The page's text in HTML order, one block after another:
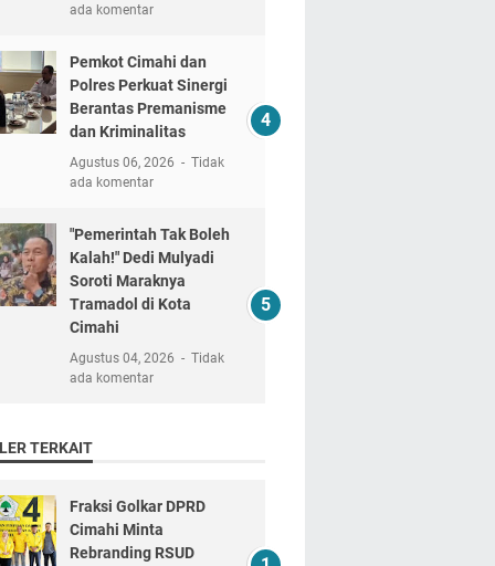
ada komentar
Pemkot Cimahi dan
Polres Perkuat Sinergi
Berantas Premanisme
dan Kriminalitas
Agustus 06, 2026
Tidak
ada komentar
"Pemerintah Tak Boleh
Kalah!" Dedi Mulyadi
Soroti Maraknya
Tramadol di Kota
Cimahi
Agustus 04, 2026
Tidak
ada komentar
TERKAIT
Fraksi Golkar DPRD
Cimahi Minta
Rebranding RSUD